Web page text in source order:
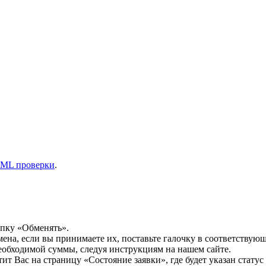
проверки.
«Обменять».
если вы принимаете их, поставьте галочку в
суммы, следуя инструкциям на нашем сайте.
Вас на страницу «Состояние заявки», где будет указан